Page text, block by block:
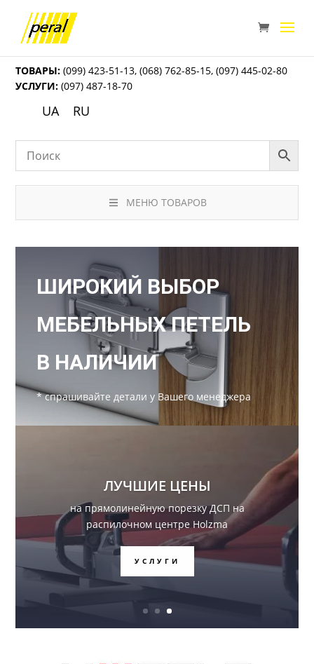
ТОВАРЫ: (099) 423-51-13,(068) 762-85-15,(097) 445-02-80
УСЛУГИ: (097) 487-18-70
UA RU
МЕНЮ ТОВАРОВ
ШИРОКИЙ ВЫБОР
МЕБЕЛЬНЫХ ПЕТЕЛЬ
В НАЛИЧИИ
* спрашивайте детали у Вашего менеджера
ЛУЧШИЕ ЦЕНЫ
на прямолинейную порезку ДСП на
распилочном центре Holzma
УСЛУГИ